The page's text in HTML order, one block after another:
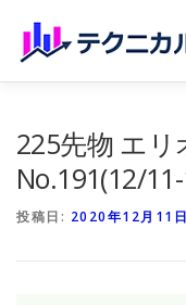
225先物 エ
No.191(12/
投稿日: 2020年12月11日